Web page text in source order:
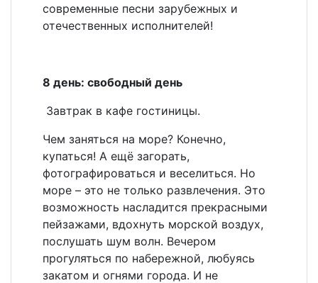
современные песни зарубежных и
отечественных исполнителей!
8 день: свободный день
Завтрак в кафе гостиницы.
Чем заняться на море? Конечно,
купаться! А ещё загорать,
фотографироваться и веселиться. Но
море – это не только развлечения. Это
возможность насладится прекрасными
пейзажами, вдохнуть морской воздух,
послушать шум волн. Вечером
прогуляться по набережной, любуясь
закатом и огнями города. И не